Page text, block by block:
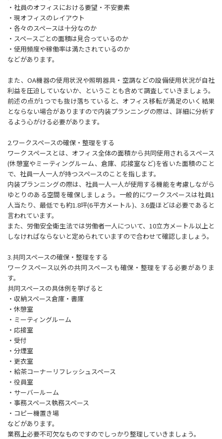
・社員のオフィスにおける要望・不安要素
・現オフィスのレイアウト
・各々のスペースは十分なのか
・スペースごとの面積は見合っているのか
・使用頻度や稼働率は満たされているのか
などがあります。
また、OA機器の使用状況や照明器具・空調などの設備使用状況が自社
利益を圧迫していないか、ということも含めて調査していきましょう。
前述の点が1つでも抜け落ちていると、オフィス移転が満足のいく結果
とならない場合がありますので内装プランニングの際は、詳細に分析す
るよう心がける必要があります。
2.ワークスペースの確保・整理をする
ワークスペースとは、オフィス全体の面積から共同使用されるスペース
(休憩室やミーティングルーム、倉庫、応接室など)を省いた面積のこと
で、社員一人一人が持つスペースのことを指します。
内装プランニングの際は、社員一人一人が使用する機能を考慮しながら
ゆとりのある空間を確保しましょう。一般的にワークスペースは社員1
人当たり、最低でも約1.8坪(6平方メートル)、3.6畳ほどは必要であると
言われています。
また、労働安全衛生法では労働者一人について、10立方メートル以上と
しなければならないと定められていますので合わせて確認しましょう。
3.共同スペースの確保・整理をする
ワークスペース以外の共同スペースも確保・整理をする必要がありま
す。
共同スペースの具体例を挙げると
・収納スペース倉庫・書庫
・休憩室
・ミーティングルーム
・応接室
・受付
・分煙室
・更衣室
・給茶コーナーリフレッシュスペース
・役員室
・サーバールーム
・事務スペース執務スペース
・コピー機置き場
などがあります。
業務上必要不可欠なものですのでしっかり整理していきましょう。